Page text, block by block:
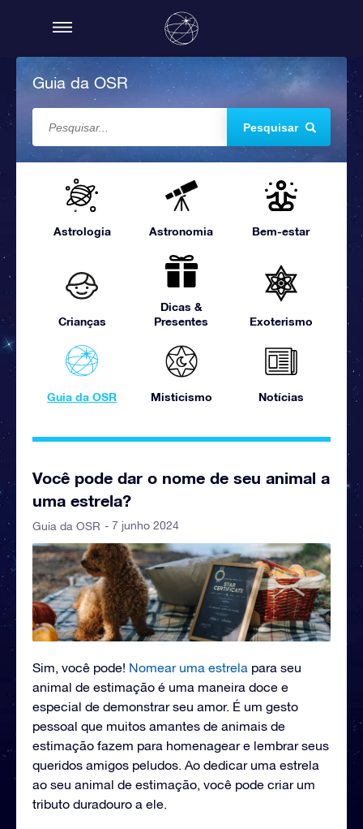
Guia da OSR
Pesquisar
Astrologia Astronomia Bem-estar
Crianças
Dicas &
Presentes
Exoterismo
Guia da OSR Misticismo Notícias
Você pode dar o nome de seu animal a
uma estrela?
Guia da OSR - 7 junho 2024
Sim, você pode! Nomear uma estrela para seu
animal de estimação é uma maneira doce e
especial de demonstrar seu amor. É um gesto
pessoal que muitos amantes de animais de
estimação fazem para homenagear e lembrar seus
queridos amigos peludos. Ao dedicar uma estrela
ao seu animal de estimação, você pode criar um
tributo duradouro a ele.